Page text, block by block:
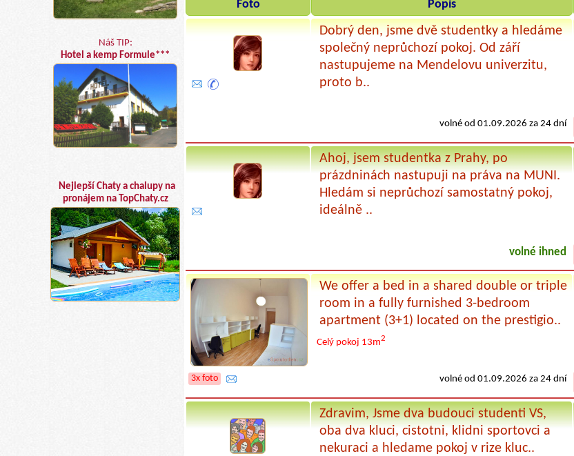
Náš TIP:
Hotel a kemp Formule***
Nejlepší Chaty a chalupy na
pronájem na TopChaty.cz
Foto Popis
Dobrý den, jsme dvě studentky a hledáme
společný neprůchozí pokoj. Od září
nastupujeme na Mendelovu univerzitu,
proto b..
volné od 01.09.2026 za 24 dní
Ahoj, jsem studentka z Prahy, po
prázdninách nastupuji na práva na MUNI.
Hledám si neprůchozí samostatný pokoj,
ideálně ..
volné ihned
3x foto
We offer a bed in a shared double or triple
room in a fully furnished 3-bedroom
apartment (3+1) located on the prestigio..
Celý pokoj 13m2
volné od 01.09.2026 za 24 dní
Zdravim, Jsme dva budouci studenti VS,
oba dva kluci, cistotni, klidni sportovci a
nekuraci a hledame pokoj v rize kluc..